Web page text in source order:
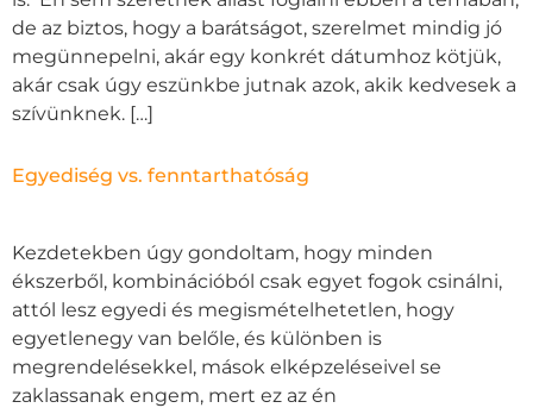
de az biztos, hogy a barátságot, szerelmet mindig jó
megünnepelni, akár egy konkrét dátumhoz kötjük,
akár csak úgy eszünkbe jutnak azok, akik kedvesek a
szívünknek. […]
Egyediség vs. fenntarthatóság
Kezdetekben úgy gondoltam, hogy minden
ékszerből, kombinációból csak egyet fogok csinálni,
attól lesz egyedi és megismételhetetlen, hogy
egyetlenegy van belőle, és különben is
megrendelésekkel, mások elképzeléseivel se
zaklassanak engem, mert ez az én